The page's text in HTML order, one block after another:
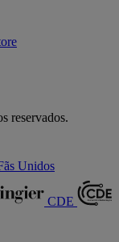
reservados.
Unidos
CDE